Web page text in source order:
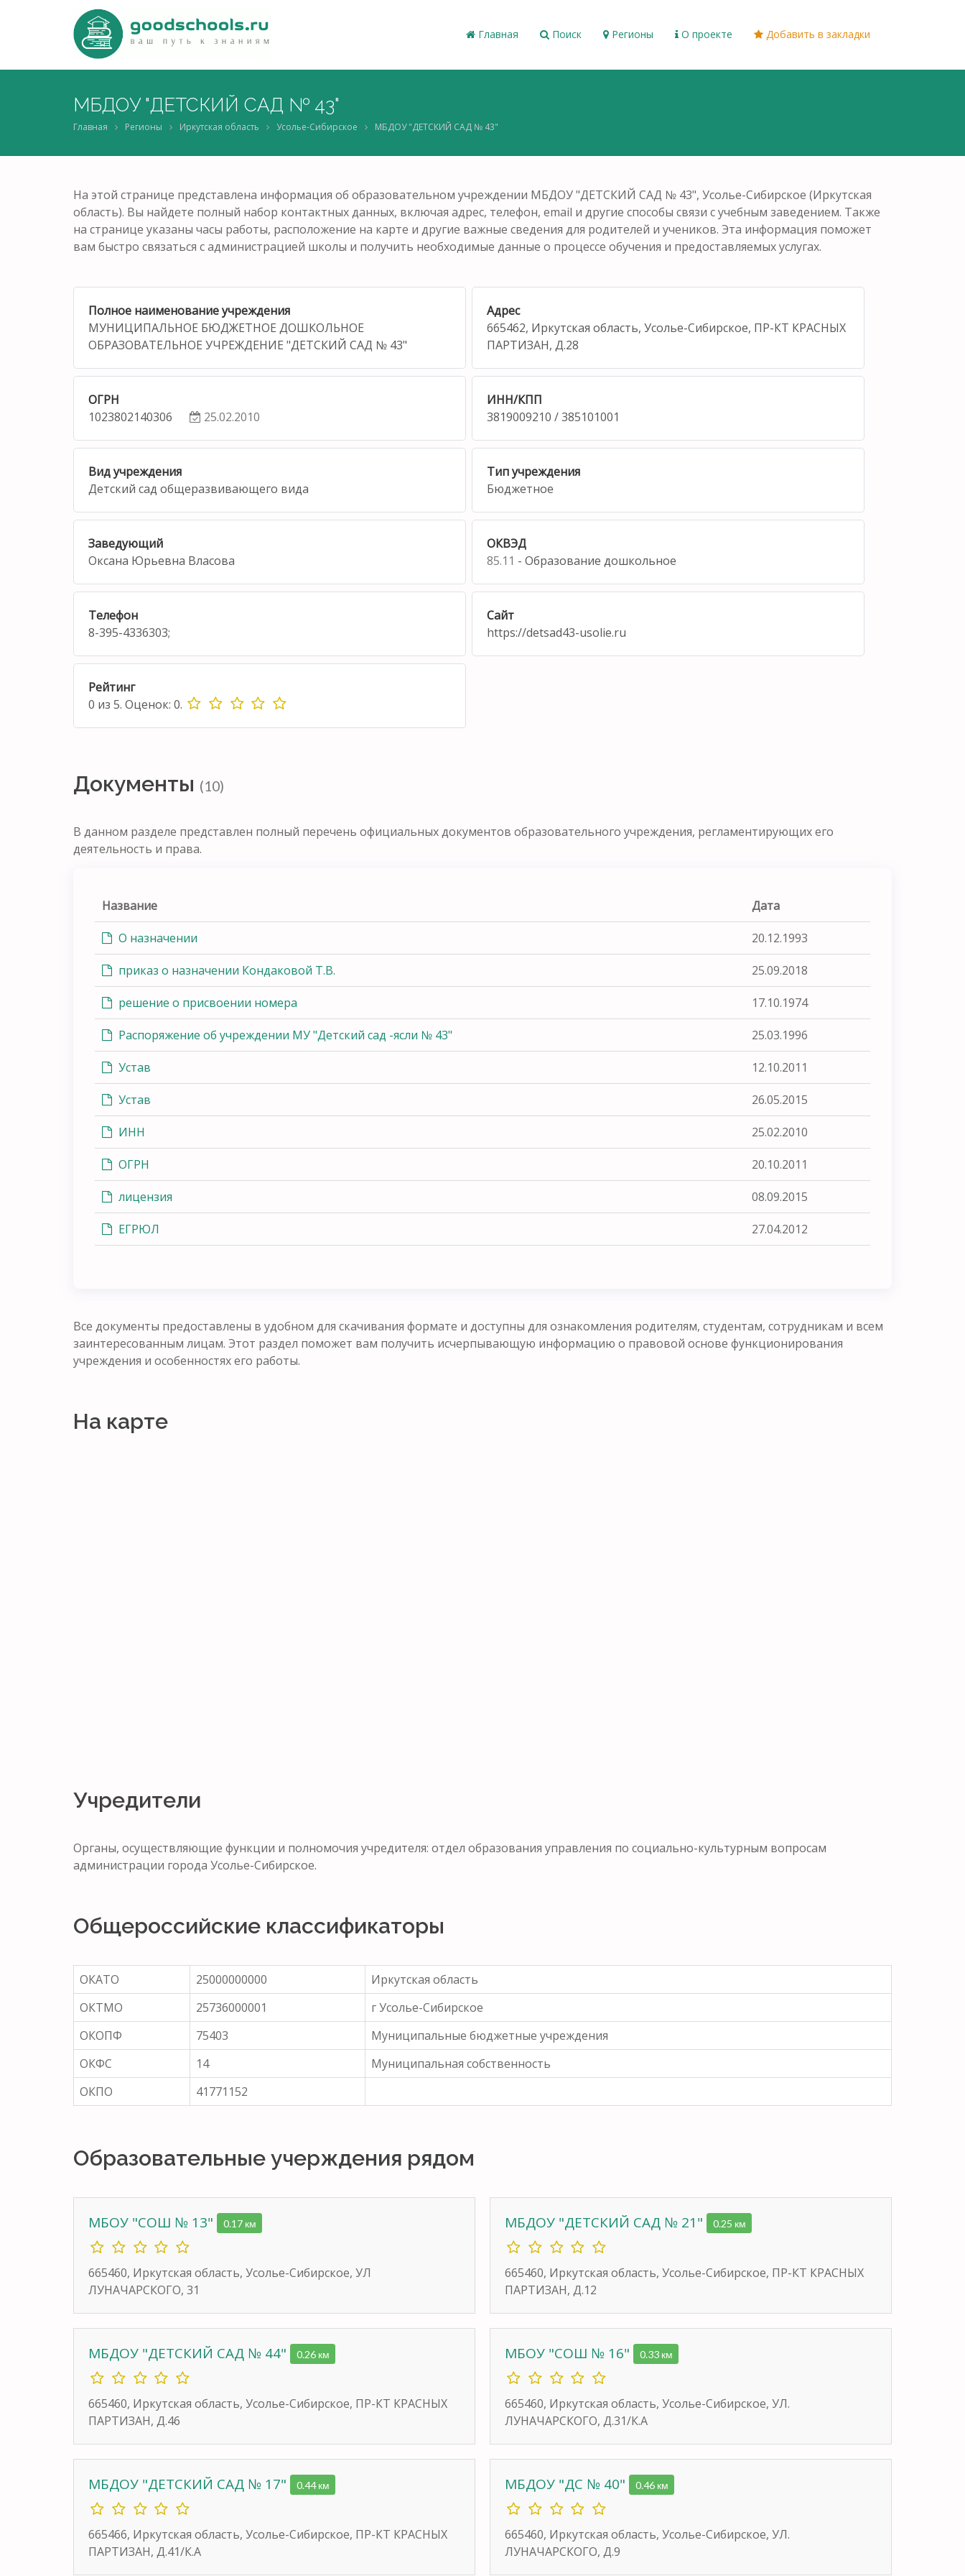
Главная Поиск Регионы О проекте Добавить в закладки
МБДОУ "ДЕТСКИЙ САД № 43"
Главная Регионы Иркутская область Усолье-Сибирское МБДОУ "ДЕТСКИЙ САД № 43"
На этой странице представлена информация об образовательном учреждении МБДОУ "ДЕТСКИЙ САД № 43", Усолье-Сибирское (Иркутская
область). Вы найдете полный набор контактных данных, включая адрес, телефон, email и другие способы связи с учебным заведением. Также
на странице указаны часы работы, расположение на карте и другие важные сведения для родителей и учеников. Эта информация поможет
вам быстро связаться с администрацией школы и получить необходимые данные о процессе обучения и предоставляемых услугах.
Полное наименование учреждения
МУНИЦИПАЛЬНОЕ БЮДЖЕТНОЕ ДОШКОЛЬНОЕ
ОБРАЗОВАТЕЛЬНОЕ УЧРЕЖДЕНИЕ "ДЕТСКИЙ САД № 43"
Адрес
665462, Иркутская область, Усолье-Сибирское, ПР-КТ КРАСНЫХ
ПАРТИЗАН, Д.28
ОГРН
1023802140306
25.02.2010
ИНН/КПП
3819009210 / 385101001
Вид учреждения
Детский сад общеразвивающего вида
Тип учреждения
Бюджетное
Заведующий
Оксана Юрьевна Власова
ОКВЭД
85.11 - Образование дошкольное
Телефон
8-395-4336303;
Сайт
https://detsad43-usolie.ru
Рейтинг
0 из 5. Оценок: 0.
Документы (10)
В данном разделе представлен полный перечень официальных документов образовательного учреждения, регламентирующих его
деятельность и права.
Название Дата
О назначении 20.12.1993
приказ о назначении Кондаковой Т.В. 25.09.2018
решение о присвоении номера 17.10.1974
Распоряжение об учреждении МУ "Детский сад -ясли № 43" 25.03.1996
Устав 12.10.2011
Устав 26.05.2015
ИНН 25.02.2010
ОГРН 20.10.2011
лицензия 08.09.2015
ЕГРЮЛ 27.04.2012
Все документы предоставлены в удобном для скачивания формате и доступны для ознакомления родителям, студентам, сотрудникам и всем
заинтересованным лицам. Этот раздел поможет вам получить исчерпывающую информацию о правовой основе функционирования
учреждения и особенностях его работы.
На карте
Учредители
Органы, осуществляющие функции и полномочия учредителя: отдел образования управления по социально-культурным вопросам
администрации города Усолье-Сибирское.
Общероссийские классификаторы
ОКАТО 25000000000
Иркутская область
ОКТМО
25736000001
г Усолье-Сибирское
ОКОПФ
75403
Муниципальные бюджетные учреждения
ОКФС
14
Муниципальная собственность
ОКПО
41771152
Образовательные учерждения рядом
МБОУ "СОШ № 13" 0.17 км
665460, Иркутская область, Усолье-Сибирское, УЛ
ЛУНАЧАРСКОГО, 31
МБДОУ "ДЕТСКИЙ САД № 21" 0.25 км
665460, Иркутская область, Усолье-Сибирское, ПР-КТ КРАСНЫХ
ПАРТИЗАН, Д.12
МБДОУ "ДЕТСКИЙ САД № 44" 0.26 км
665460, Иркутская область, Усолье-Сибирское, ПР-КТ КРАСНЫХ
ПАРТИЗАН, Д.46
МБОУ "СОШ № 16" 0.33 км
665460, Иркутская область, Усолье-Сибирское, УЛ.
ЛУНАЧАРСКОГО, Д.31/К.А
МБДОУ "ДЕТСКИЙ САД № 17" 0.44 км
665466, Иркутская область, Усолье-Сибирское, ПР-КТ КРАСНЫХ
ПАРТИЗАН, Д.41/К.А
МБДОУ "ДС № 40" 0.46 км
665460, Иркутская область, Усолье-Сибирское, УЛ.
ЛУНАЧАРСКОГО, Д.9